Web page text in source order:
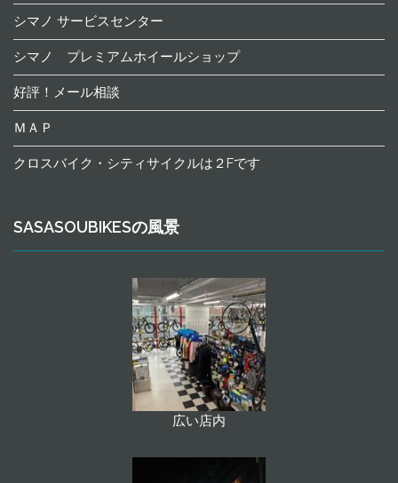
シマノ サービスセンター
シマノ プレミアムホイールショップ
好評！メール相談
ＭＡＰ
クロスバイク・シティサイクルは２Fです
SASASOUBIKESの風景
広い店内